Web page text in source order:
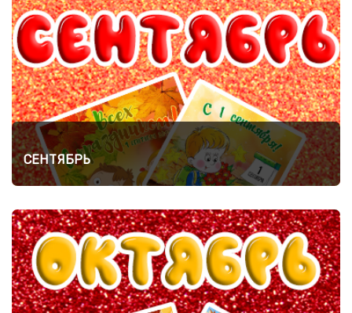
СЕНТЯБРЬ